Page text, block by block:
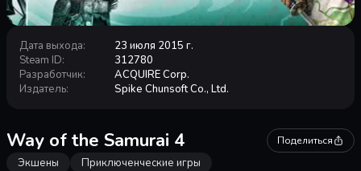
Дата выхода:
23 июля 2015 г.
Steam ID:
312780
Разработчик:
ACQUIRE Corp.
Издатель: Spike Chunsoft Co., Ltd.
Way of the Samurai 4 Поделиться
Экшены Приключенческие игры